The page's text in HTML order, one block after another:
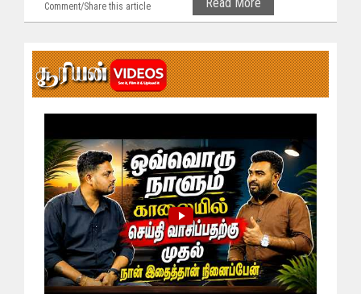
Comment/Share this article